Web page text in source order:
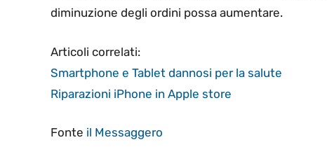
diminuzione degli ordini possa aumentare.
Articoli correlati:
Smartphone e Tablet dannosi per la salute
Riparazioni iPhone in Apple store
Fonte il Messaggero